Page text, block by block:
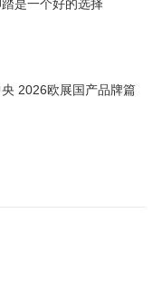
是一个好的选择
2026欧展国产品牌篇